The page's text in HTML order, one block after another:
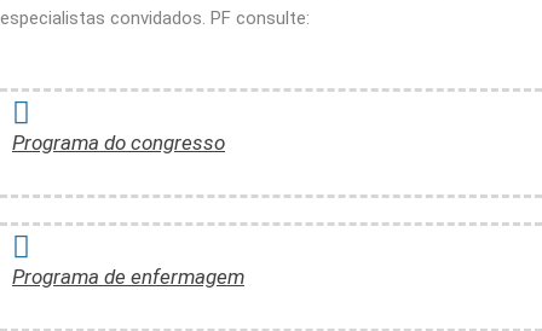
especialistas convidados. PF consulte:
Programa do congresso
Programa de enfermagem